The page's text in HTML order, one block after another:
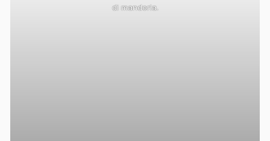
di mandorla.